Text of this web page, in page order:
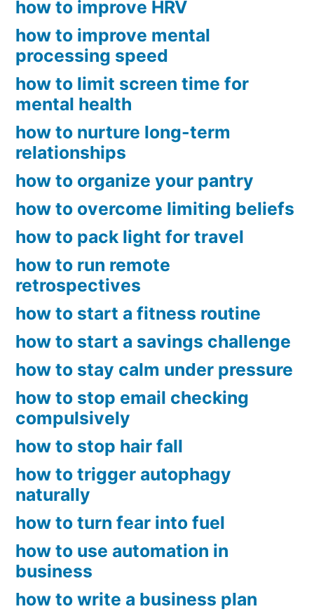
how to improve HRV
how to improve mental
processing speed
how to limit screen time for
mental health
how to nurture long-term
relationships
how to organize your pantry
how to overcome limiting beliefs
how to pack light for travel
how to run remote
retrospectives
how to start a fitness routine
how to start a savings challenge
how to stay calm under pressure
how to stop email checking
compulsively
how to stop hair fall
how to trigger autophagy
naturally
how to turn fear into fuel
how to use automation in
business
how to write a business plan